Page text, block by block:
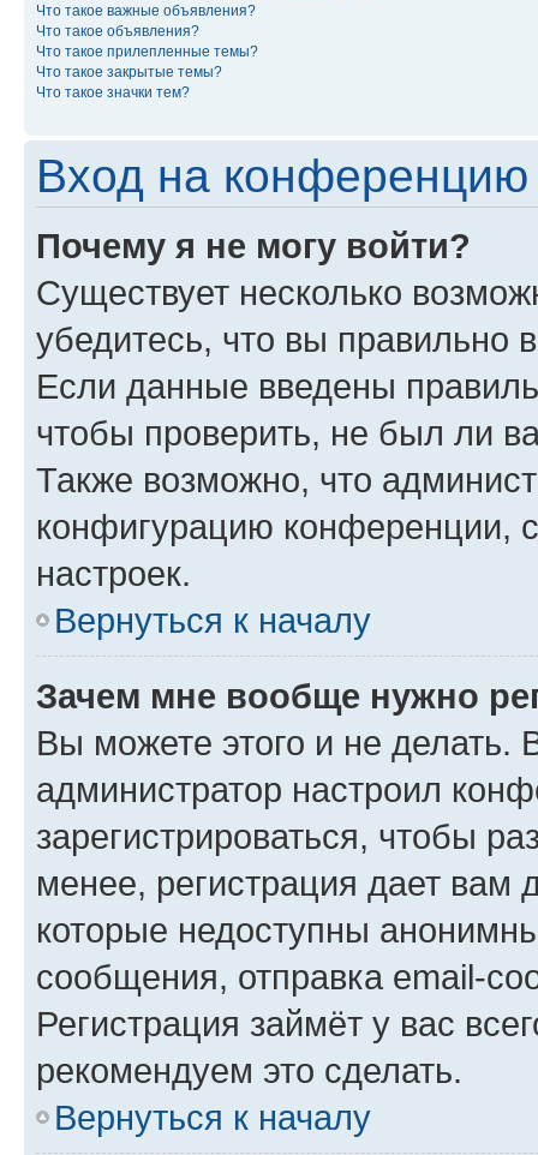
Что такое важные объявления?
Что такое объявления?
Что такое прилепленные темы?
Что такое закрытые темы?
Что такое значки тем?
Вход на конференцию
Почему я не могу войти?
Существует несколько
убедитесь, что вы правильно
Если данные введены
чтобы проверить, не был ли
Также возможно, что
конфигурацию конференции,
настроек.
Вернуться к началу
Зачем мне вообще нужно
Вы можете этого и не делать.
администратор настроил
зарегистрироваться, чтобы
менее, регистрация дает вам
которые недоступны
сообщения, отправка email-
Регистрация займёт у вас
рекомендуем это сделать.
Вернуться к началу